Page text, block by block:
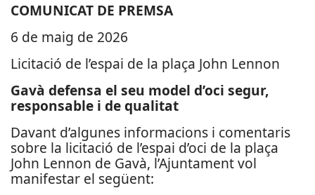
COMUNICAT DE PREMSA
6 de maig de 2026
Licitació de l’espai de la plaça John Lennon
Gavà defensa el seu model d’oci segur,
responsable i de qualitat
Davant d’algunes informacions i comentaris
sobre la licitació de l’espai d’oci de la plaça
John Lennon de Gavà, l’Ajuntament vol
manifestar el següent: